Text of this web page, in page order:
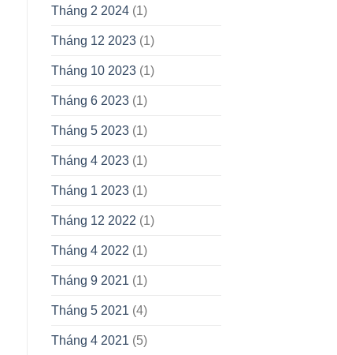
Tháng 2 2024(1)
Tháng 12 2023(1)
Tháng 10 2023(1)
Tháng 6 2023(1)
Tháng 5 2023(1)
Tháng 4 2023(1)
Tháng 1 2023(1)
Tháng 12 2022 (1)
Tháng 4 2022 (1)
Tháng 9 2021 (1)
Tháng 5 2021 (4)
Tháng 4 2021 (5)